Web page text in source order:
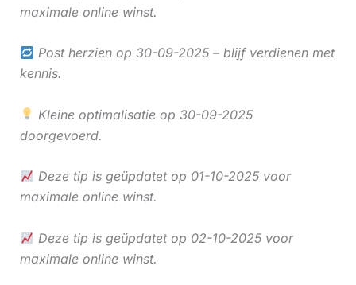
maximale online winst.
Post herzien op 30-09-2025 – blijf verdienen met
kennis.
Kleine optimalisatie op 30-09-2025
doorgevoerd.
Deze tip is geüpdatet op 01-10-2025 voor
maximale online winst.
Deze tip is geüpdatet op 02-10-2025 voor
maximale online winst.